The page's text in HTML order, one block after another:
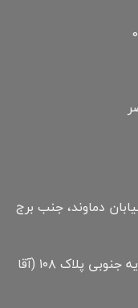
دماوند، جنب برج
: خیابان جی خیابان مهدیه جنوبی پلاک ۱۰۸ (آقا